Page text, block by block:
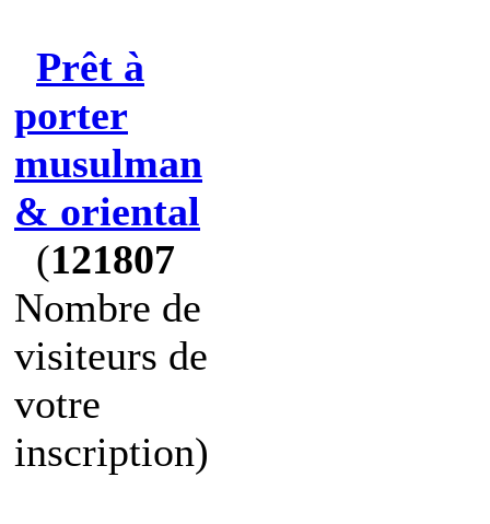
Prêt à
porter
musulman
& oriental
(121807
Nombre de
visiteurs de
votre
inscription)